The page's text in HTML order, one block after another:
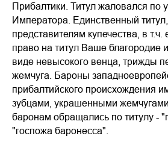
Прибалтики. Титул жаловался по
Императора. Единственный
представителям купечества, в
право на титул Ваше благородие
виде невысокого венца, трижды
жемчуга. Бароны
прибалтийского происхождения
зубцами, украшенными
баронам обращались по титулу -
"госпожа баронесса".